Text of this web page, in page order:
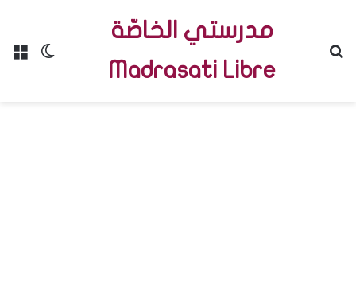
Menu
مدرستي الخاصّة
Madrasati Libre